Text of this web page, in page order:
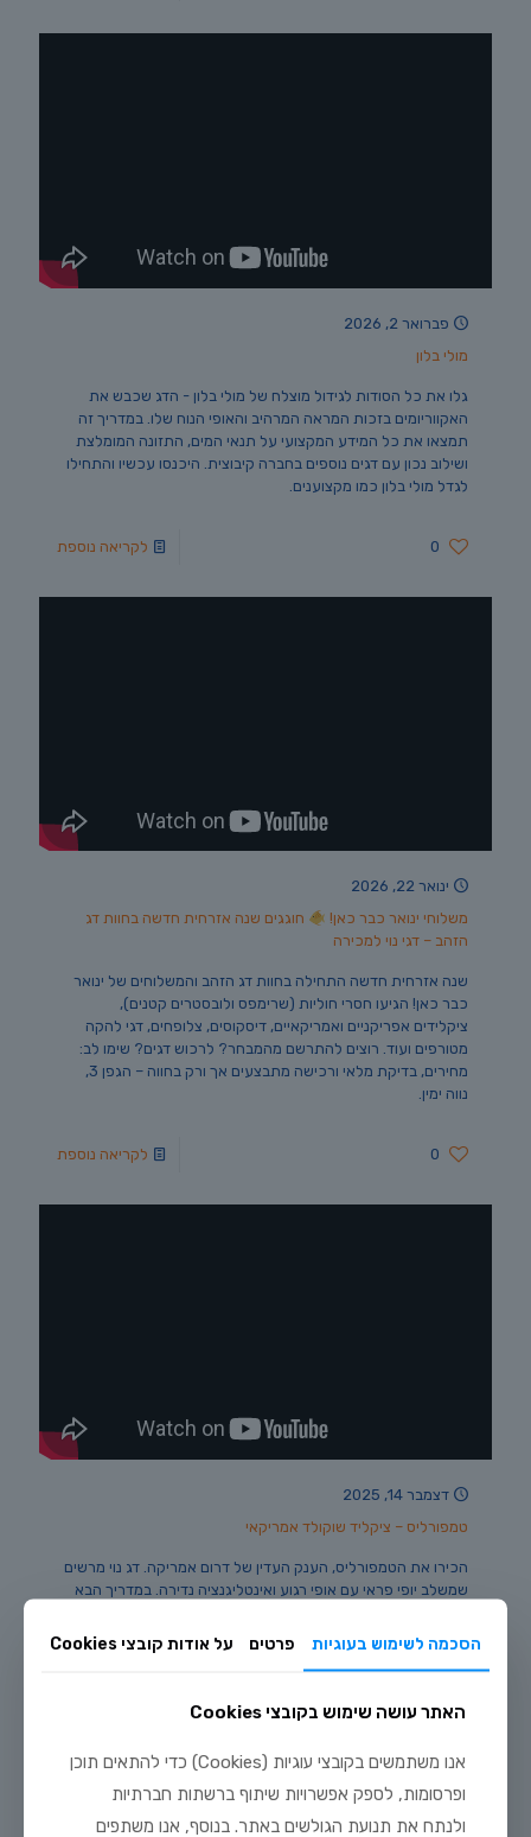
פברואר 2, 2026
מולי בלון
גלו את כל הסודות לגידול מוצלח של מולי בלון - הדג שכבש את
האקווריומים בזכות המראה המרהיב והאופי הנוח שלו. במדריך זה
תמצאו את כל המידע המקצועי על תנאי המים, התזונה המומלצת
ושילוב נכון עם דגים נוספים בחברה קיבוצית. היכנסו עכשיו והתחילו
לגדל מולי בלון כמו מקצוענים.
0 לקריאה נוספת
ינואר 22, 2026
משלוחי ינואר כבר כאן!
חוגגים שנה אזרחית חדשה בחוות דג
הזהב – דגי נוי למכירה
שנה אזרחית חדשה התחילה בחוות דג הזהב והמשלוחים של ינואר
כבר כאן! הגיעו חסרי חוליות (שרימפס ולובסטרים קטנים),
ציקלידים אפריקניים ואמריקאיים, דיסקוסים, צלופחים, דגי להקה
מטורפים ועוד. רוצים להתרשם מהמבחר? לרכוש דגים? שימו לב:
מחירים, בדיקת מלאי ורכישה מתבצעים אך ורק בחווה – הגפן 3,
נווה ימין.
0 לקריאה נוספת
דצמבר 14, 2025
טמפורליס – ציקליד שוקולד אמריקאי
הכירו את הטמפורליס, הענק העדין של דרום אמריקה. דג נוי מרשים
שמשלב יופי פראי עם אופי רגוע ואינטליגנציה נדירה. במדריך הבא
האקווריום, מתזונה נכונה ועד שילוב מוצלח עם דגים נוספים. היכנסו
0
הסכמה לשימוש בעוגיות פרטים על אודות קובצי Cookies
האתר עושה שימוש בקובצי Cookies
אנו משתמשים בקובצי עוגיות (Cookies) כדי להתאים תוכן
ופרסומות, לספק אפשרויות שיתוף ברשתות חברתיות
ולנתח את תנועת הגולשים באתר. בנוסף, אנו משתפים